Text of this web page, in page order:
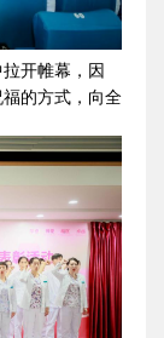
开帷幕，因
的方式，向全